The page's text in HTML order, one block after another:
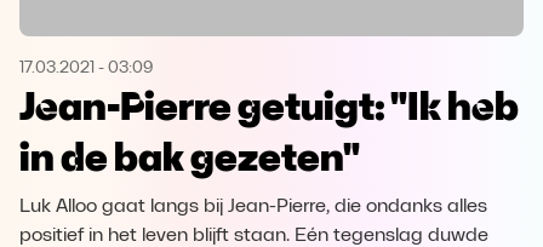
Microsoft Edge Download
Opera
17.03.2021 - 03:09
Jean-Pierre getuigt: "Ik heb
in de bak gezeten"
Luk Alloo gaat langs bij Jean-Pierre, die ondanks alles
positief in het leven blijft staan. Eén tegenslag duwde